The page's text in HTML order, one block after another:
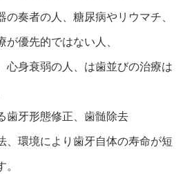
の奏者の人、糖尿病やリウマチ、
が優先的ではない人、
心身衰弱の人、は歯並びの治療は
歯牙形態修正、歯髄除去
、環境により歯牙自体の寿命が短